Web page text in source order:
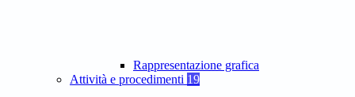
Rappresentazione grafica
Attività e procedimenti 19